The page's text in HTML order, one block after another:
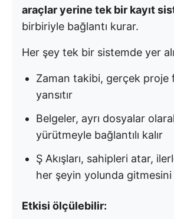
araçlar yerine tek bir kayıt
birbiriyle bağlantı kurar.
Her şey tek bir sistemde yer
Zaman takibi, gerçek proje
yansıtır
Belgeler, ayrı dosyalar
yürütmeyle bağlantılı kalır
Ş Akışları, sahipleri atar,
her şeyin yolunda gitmesini
Etkisi ölçülebilir: